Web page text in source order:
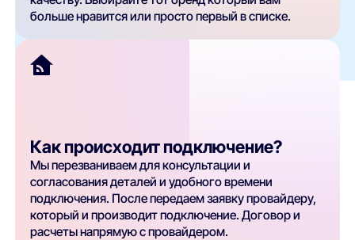
больше нравится или просто первый в списке.
Как происходит подключение?
Мы перезваниваем для консультации и
согласования деталей и удобного времени
подключения. После передаем заявку провайдеру,
который и производит подключение. Договор и
расчеты напрямую с провайдером.